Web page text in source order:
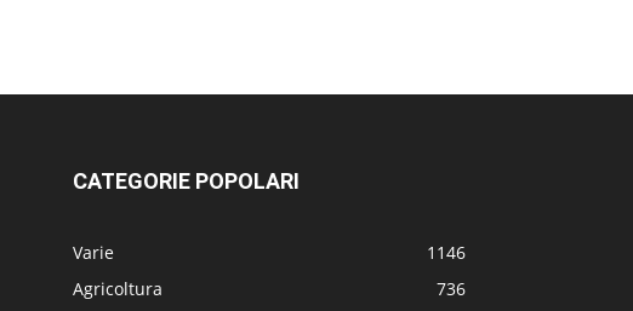
CATEGORIE POPOLARI
Varie
1146
Agricoltura
736